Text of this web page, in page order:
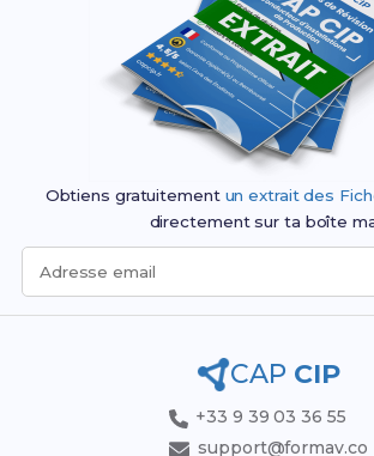
Obtiens gratuitement un extrait des
directement sur ta boîte
Adresse email
CAP CIP
+33 9 39 03 36 55
support@formav.co